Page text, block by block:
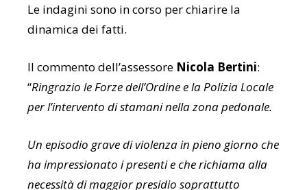
Le indagini sono in corso per chiarire la
dinamica dei fatti.
Il commento dell’assessore Nicola Bertini:
“Ringrazio le Forze dell’Ordine e la Polizia Locale
per l’intervento di stamani nella zona pedonale.
Un episodio grave di violenza in pieno giorno che
ha impressionato i presenti e che richiama alla
necessità di maggior presidio soprattutto